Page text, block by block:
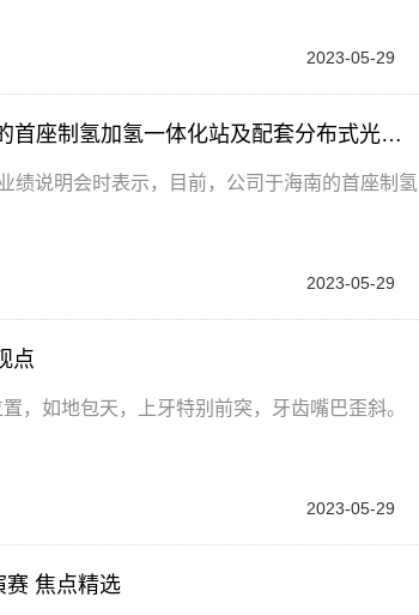
2023-05-29
全球今头条！海马汽车（000572.SZ）：目前公司于海南的首座制氢加氢一体化站及配套分布式光伏项目已建设完成并投入运营
绩说明会时表示，目前，公司于海南的首座制氢
2023-05-29
点
，如地包天，上牙特别前突，牙齿嘴巴歪斜。
2023-05-29
赛 焦点精选